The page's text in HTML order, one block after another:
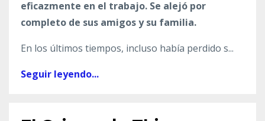
eficazmente en el trabajo. Se alejó por
completo de sus amigos y su familia.
En los últimos tiempos, incluso había perdido s...
Seguir leyendo...